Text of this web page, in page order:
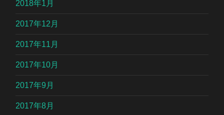
2018年1月
2017年12月
2017年11月
2017年10月
2017年9月
2017年8月